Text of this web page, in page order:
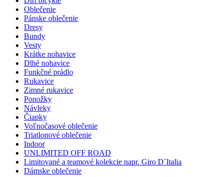
Oblečenie
Pánske oblečenie
Dresy
Bundy
Vesty
Krátke nohavice
Dlhé nohavice
Funkčné prádlo
Rukavice
Zimné rukavice
Ponožky
Návleky
Čiapky
Voľnočasové oblečenie
Triatlonové oblečenie
Indoor
UNLIMITED OFF ROAD
Limitované a teamové kolekcie napr. Giro D´Italia
Dámske oblečenie